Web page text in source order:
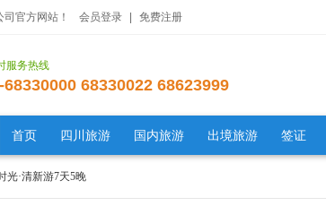
官方网站！ 会员登录 免费注册
服务热线
68330000 68330022 68623999
首页 四川旅游 国内旅游 出境旅游 签证
光·清新游7天5晚